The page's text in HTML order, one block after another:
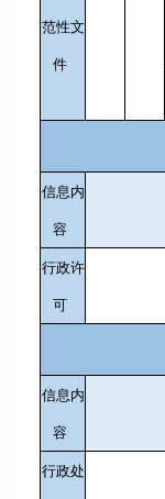
范性文
件
信息内
容
行政许
可
信息内
容
行政处